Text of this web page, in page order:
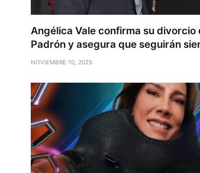
Angélica Vale confirma su divorcio
Padrón y asegura que seguirán
NOVIEMBRE 10, 2025